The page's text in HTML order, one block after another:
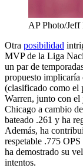
AP Photo/Jeff
Otra posibilidad
MVP de la Liga
un par de
propuesto implicaría
(clasificado como el
Warren, junto con el
Chicago a cambio
bateado .261 y ha
Además, ha
respetable .775
ha demostrado su
intentos.